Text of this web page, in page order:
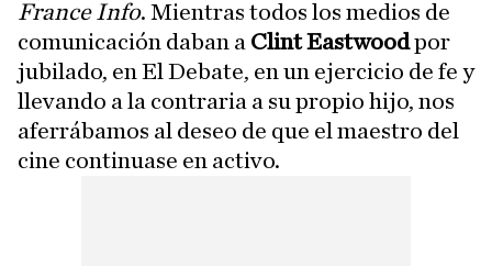
France Info. Mientras todos los medios de
comunicación daban a Clint Eastwoodpor
jubilado, en El Debate, en un ejercicio de fe y
llevando a la contraria a su propio hijo, nos
aferrábamos al deseo de que el maestro del
cine continuase en activo.